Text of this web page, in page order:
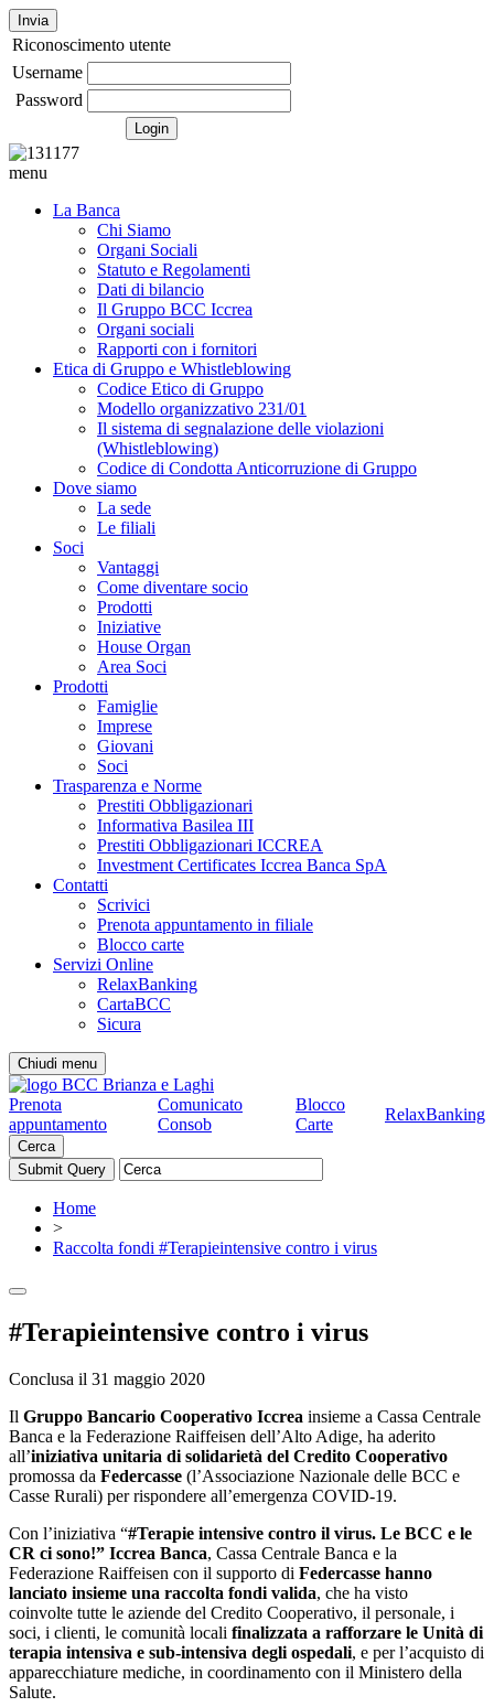
Invia
Riconoscimento utente
Username
Password
menu
La Banca
Chi Siamo
Organi Sociali
Statuto e Regolamenti
Dati di bilancio
Il Gruppo BCC Iccrea
Organi sociali
Rapporti con i fornitori
Etica di Gruppo e Whistleblowing
Codice Etico di Gruppo
Modello organizzativo 231/01
Il sistema di segnalazione delle violazioni
(Whistleblowing)
Codice di Condotta Anticorruzione di Gruppo
Dove siamo
La sede
Le filiali
Soci
Vantaggi
Come diventare socio
Prodotti
Iniziative
House Organ
Area Soci
Prodotti
Famiglie
Imprese
Giovani
Soci
Trasparenza e Norme
Prestiti Obbligazionari
Informativa Basilea III
Prestiti Obbligazionari ICCREA
Investment Certificates Iccrea Banca SpA
Contatti
Scrivici
Prenota appuntamento in filiale
Blocco carte
Servizi Online
RelaxBanking
CartaBCC
Sicura
Chiudi menu
Prenota
appuntamento
Comunicato
Consob
Blocco
Carte
RelaxBanking
Cerca
Home
>
Raccolta fondi #Terapieintensive contro i virus
#Terapieintensive contro i virus
Conclusa il 31 maggio 2020
Il Gruppo Bancario Cooperativo Iccrea insieme a Cassa Centrale
Banca e la Federazione Raiffeisen dell’Alto Adige, ha aderito
all’iniziativa unitaria di solidarietà del Credito Cooperativo
promossa da Federcasse (l’Associazione Nazionale delle BCC e
Casse Rurali) per rispondere all’emergenza COVID-19.
Con l’iniziativa “#Terapie intensive contro il virus. Le BCC e le
CR ci sono!” Iccrea Banca, Cassa Centrale Banca e la
Federazione Raiffeisen con il supporto di Federcasse hanno
lanciato insieme una raccolta fondi valida, che ha visto
coinvolte tutte le aziende del Credito Cooperativo, il personale, i
soci, i clienti, le comunità locali finalizzata a rafforzare le Unità di
terapia intensiva e sub-intensiva degli ospedali, e per l’acquisto di
apparecchiature mediche, in coordinamento con il Ministero della
Salute.